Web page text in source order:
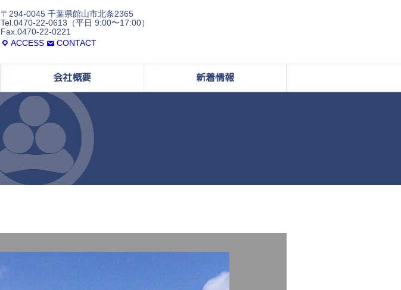
〒294-0045 千葉県館山市北条2365
Tel.0470-22-0613（平日 9:00〜17:00）
Fax.0470-22-0221
ACCESS
CONTACT
会社概要 新着情報